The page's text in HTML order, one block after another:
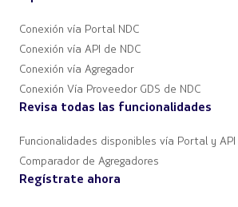
Conexión vía Portal NDC
Conexión vía API de NDC
Conexión vía Agregador
Conexión Vía Proveedor GDS de NDC
Revisa todas las funcionalidades
Funcionalidades disponibles vía Portal y API
Comparador de Agregadores
Regístrate ahora